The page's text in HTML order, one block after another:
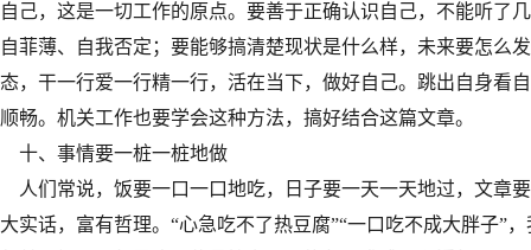
自己，这是一切工作的原点。要善于正确认识自己，不能听了
自菲薄、自我否定；要能够搞清楚现状是什么样，未来要怎么
态，干一行爱一行精一行，活在当下，做好自己。跳出自身看
顺畅。机关工作也要学会这种方法，搞好结合这篇文章。
十、事情要一桩一桩地做
人们常说，饭要一口一口地吃，日子要一天一天地过，文章
大实话，富有哲理。“心急吃不了热豆腐”“一口吃不成大胖子”